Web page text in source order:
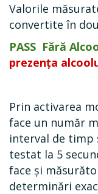
Valorile
convertite în
PASS Fără
prezența
Prin activarea
face un număr
interval de timp
testat la 5
face şi
determinări